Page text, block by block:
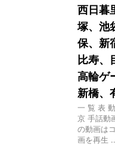
西日暮
塚、池
保、新
比寿、
高輪ゲ
新橋、
一 覧 表
京 手話動
の動画は
画を再生